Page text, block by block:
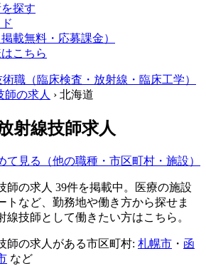
探す
載無料・応募課金）
こちら
術職（臨床検査・放射線・臨床工学）
師の求人 › 北海道
射線技師求人
て見る（他の職種・市区町村・施設）
師の求人 39件を掲載中。医療の施設
トなど、勤務地や働き方から探せま
線技師として働きたい方はこちら。
師の求人がある市区町村: 札幌市 ・ 函
など